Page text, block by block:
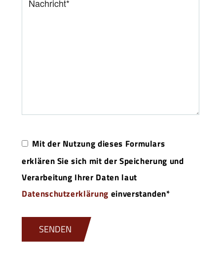
Mit der Nutzung dieses Formulars
erklären Sie sich mit der Speicherung und
Verarbeitung Ihrer Daten laut
Datenschutzerklärung einverstanden*